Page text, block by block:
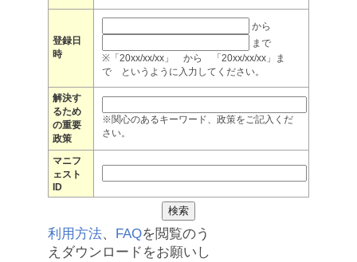
登録日
時
から
まで
※「20xx/xx/xx」 から 「20xx/xx/xx」ま
で というように入力してください。
解決す
るため
の重要
政策
※関心のあるキーワード、政策をご記入くだ
さい。
マニフ
ェスト
ID
利用方法、 FAQを閲覧のう
えダウンロードをお願いし